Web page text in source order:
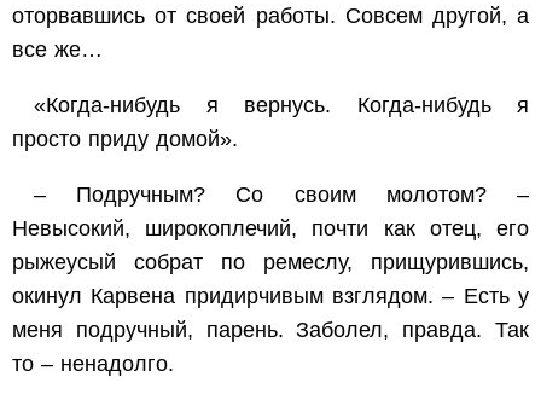
оторвавшись от своей работы. Совсем другой, а
все же…
«Когда-нибудь я вернусь. Когда-нибудь я
просто приду домой».
– Подручным? Со своим молотом? –
Невысокий, широкоплечий, почти как отец, его
рыжеусый собрат по ремеслу, прищурившись,
окинул Карвена придирчивым взглядом. – Есть у
меня подручный, парень. Заболел, правда. Так
то – ненадолго.